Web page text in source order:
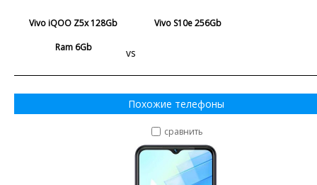
Vivo iQOO Z5x 128Gb
Ram 6Gb
vs
Vivo S10e 256Gb
Похожие телефоны
сравнить